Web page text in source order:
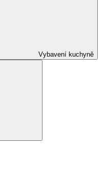
Vybavení kuchyně